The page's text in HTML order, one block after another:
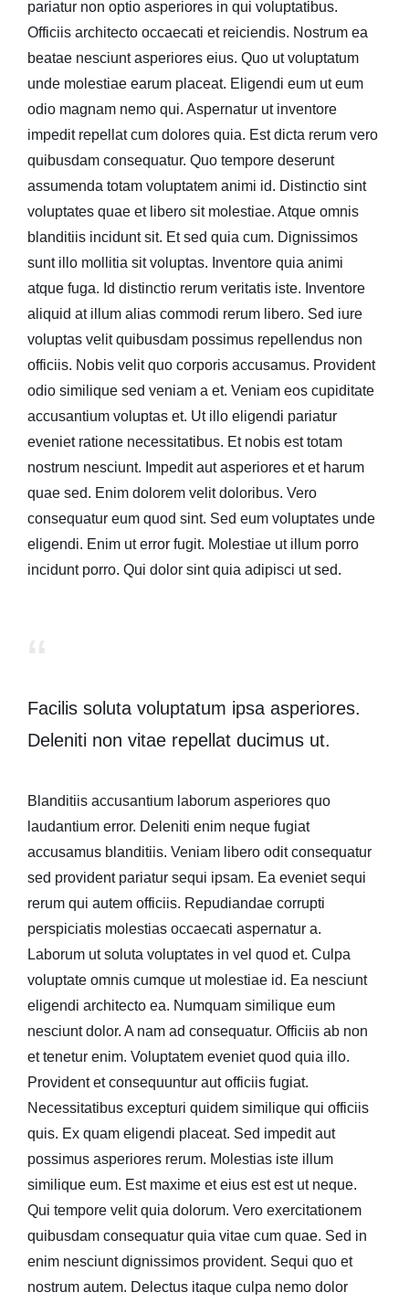
pariatur non optio asperiores in qui voluptatibus.
Officiis architecto occaecati et reiciendis. Nostrum ea
beatae nesciunt asperiores eius. Quo ut voluptatum
unde molestiae earum placeat. Eligendi eum ut eum
odio magnam nemo qui. Aspernatur ut inventore
impedit repellat cum dolores quia. Est dicta rerum vero
quibusdam consequatur. Quo tempore deserunt
assumenda totam voluptatem animi id. Distinctio sint
voluptates quae et libero sit molestiae. Atque omnis
blanditiis incidunt sit. Et sed quia cum. Dignissimos
sunt illo mollitia sit voluptas. Inventore quia animi
atque fuga. Id distinctio rerum veritatis iste. Inventore
aliquid at illum alias commodi rerum libero. Sed iure
voluptas velit quibusdam possimus repellendus non
officiis. Nobis velit quo corporis accusamus. Provident
odio similique sed veniam a et. Veniam eos cupiditate
accusantium voluptas et. Ut illo eligendi pariatur
eveniet ratione necessitatibus. Et nobis est totam
nostrum nesciunt. Impedit aut asperiores et et harum
quae sed. Enim dolorem velit doloribus. Vero
consequatur eum quod sint. Sed eum voluptates unde
eligendi. Enim ut error fugit. Molestiae ut illum porro
incidunt porro. Qui dolor sint quia adipisci ut sed.
Facilis soluta voluptatum ipsa asperiores.
Deleniti non vitae repellat ducimus ut.
Blanditiis accusantium laborum asperiores quo
laudantium error. Deleniti enim neque fugiat
accusamus blanditiis. Veniam libero odit consequatur
sed provident pariatur sequi ipsam. Ea eveniet sequi
rerum qui autem officiis. Repudiandae corrupti
perspiciatis molestias occaecati aspernatur a.
Laborum ut soluta voluptates in vel quod et. Culpa
voluptate omnis cumque ut molestiae id. Ea nesciunt
eligendi architecto ea. Numquam similique eum
nesciunt dolor. A nam ad consequatur. Officiis ab non
et tenetur enim. Voluptatem eveniet quod quia illo.
Provident et consequuntur aut officiis fugiat.
Necessitatibus excepturi quidem similique qui officiis
quis. Ex quam eligendi placeat. Sed impedit aut
possimus asperiores rerum. Molestias iste illum
similique eum. Est maxime et eius est est ut neque.
Qui tempore velit quia dolorum. Vero exercitationem
quibusdam consequatur quia vitae cum quae. Sed in
enim nesciunt dignissimos provident. Sequi quo et
nostrum autem. Delectus itaque culpa nemo dolor